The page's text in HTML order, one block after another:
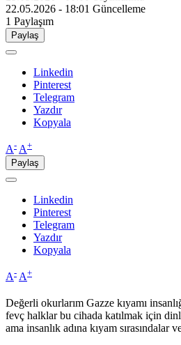
22.05.2026 - 18:01 Güncelleme
1 Paylaşım
Paylaş
Linkedin
Pinterest
Telegram
Yazdır
Kopyala
A- A+
Paylaş
Linkedin
Pinterest
Telegram
Yazdır
Kopyala
A- A+
Değerli okurlarım Gazze kıyamı
fevç halklar bu cihada katılmak için
ama insanlık adına kıyam sırasındalar